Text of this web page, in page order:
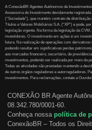
A ConexãoBR Agentes Autônomos de
Assessoria de Investimento devidamente
(“Sociedade”), que mantém contrato de
Títulos e Valores Mobiliários S.A. (“XP”) e pode,
legislação vigente. Na forma da legislação da
investidores. O investimento em ações é um
futura. Na realização de operações com
podendo resultar em significativas perdas
aos mercados financeiro, securitário, de
investimentos, podendo ser realizada por meio da
Todas as atividades são prestadas mantendo a
de outros órgãos reguladores e autorreguladores.
investimentos. Para reclamações, contate a
CONEXÃO BR Agente
08.342.780/0001-60.
Conheça nossa política de
ConexãoBR – Todos os